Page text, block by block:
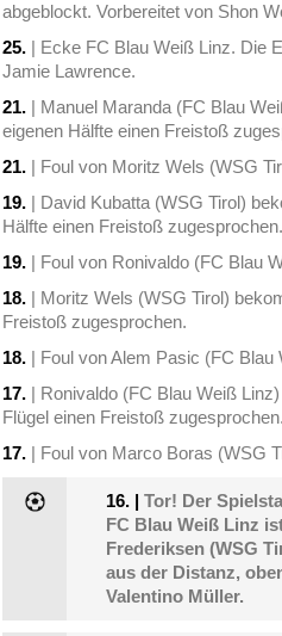
abgeblockt. Vorbereitet von Shon
25. | Ecke FC Blau Weiß Linz. Die
Jamie Lawrence.
21. | Manuel Maranda (FC Blau
eigenen Hälfte einen Freistoß
21. | Foul von Moritz Wels (WSG
19. | David Kubatta (WSG Tirol)
Hälfte einen Freistoß zugesprochen.
19. | Foul von Ronivaldo (FC Blau
18. | Moritz Wels (WSG Tirol)
Freistoß zugesprochen.
18. | Foul von Alem Pasic (FC Blau
17. | Ronivaldo (FC Blau Weiß
Flügel einen Freistoß zugesprochen.
17. | Foul von Marco Boras (WSG
16. |Tor! Der
FC Blau Weiß Linz
Frederiksen (WSG
aus der Distanz,
Valentino Müller.